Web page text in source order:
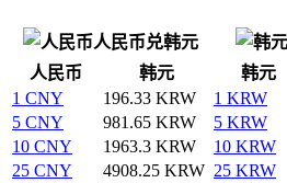
人民币兑韩元
人民币
韩元 韩元
1 CNY
196.33 KRW 1 KRW
5 CNY
981.65 KRW 5 KRW
10 CNY
1963.3 KRW 10 KRW
25 CNY
4908.25 KRW 25 KRW